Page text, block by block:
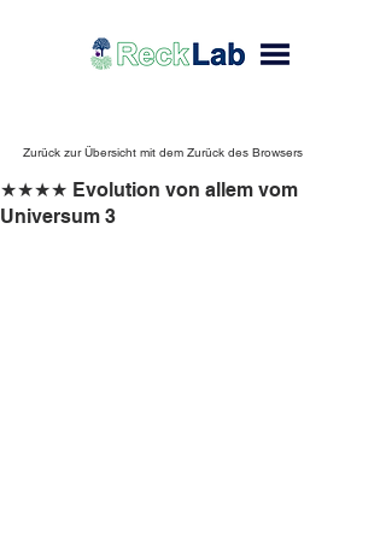
Zurück zur Übersicht mit dem Zurück des Browsers
★★★★ Evolution von allem vom
Universum 3